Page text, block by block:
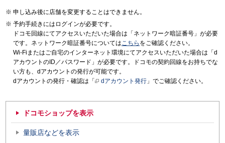
申し込み後に店舗を変更することはできません。
予約手続きにはログインが必要です。
ドコモ回線にてアクセスいただいた場合は「ネットワーク暗証番号」が必要
です。ネットワーク暗証番号についてはこちら をご確認ください。
Wi-Fiまたはご自宅のインターネット環境にてアクセスいただいた場合は「d
アカウントのID／パスワード」が必要です。ドコモの契約回線をお持ちでな
い方も、dアカウントの発行が可能です。
dアカウントの発行・確認は「
dアカウント発行 」でご確認ください。
ドコモショップを表示
量販店などを表示